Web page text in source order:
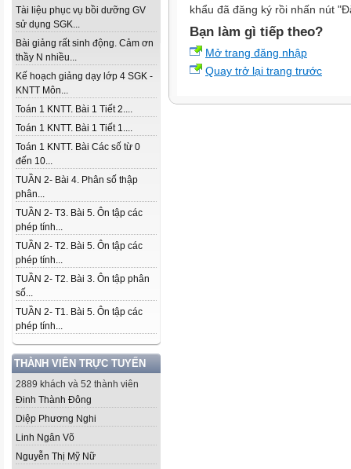
Tài liệu phục vụ bồi dưỡng GV
sử dụng SGK...
Bài giảng rất sinh động. Cảm ơn
thầy N nhiều...
Kế hoạch giảng dạy lớp 4 SGK -
KNTT Môn...
Toán 1 KNTT. Bài 1 Tiết 2....
Toán 1 KNTT. Bài 1 Tiết 1....
Toán 1 KNTT. Bài Các số từ 0
đến 10...
TUẦN 2- Bài 4. Phân số thập
phân...
TUẦN 2- T3. Bài 5. Ôn tập các
phép tính...
TUẦN 2- T2. Bài 5. Ôn tập các
phép tính...
TUẦN 2- T2. Bài 3. Ôn tập phân
số...
TUẦN 2- T1. Bài 5. Ôn tập các
phép tính...
THÀNH VIÊN TRỰC TUYẾN
2889 khách và 52 thành viên
Đinh Thành Đông
Diệp Phương Nghi
Linh Ngân Võ
Nguyễn Thị Mỹ Nữ
khẩu đã đăng ký rồi nhấn nút
Bạn làm gì tiếp theo?
Mở trang đăng nhập
Quay trở lại trang trước